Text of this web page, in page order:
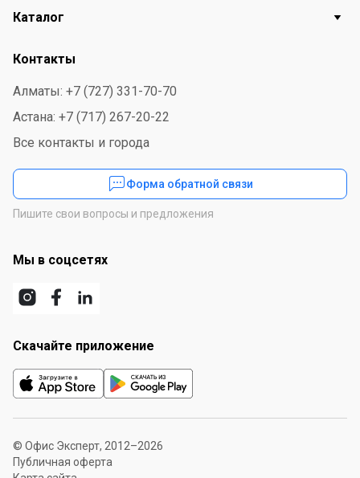
Каталог
Контакты
Алматы: +7 (727) 331-70-70
Астана: +7 (717) 267-20-22
Все контакты и города
Форма обратной связи
Пишите свои вопросы и предложения
Мы в соцсетях
Скачайте приложение
© Офис Эксперт, 2012–2026
Публичная оферта